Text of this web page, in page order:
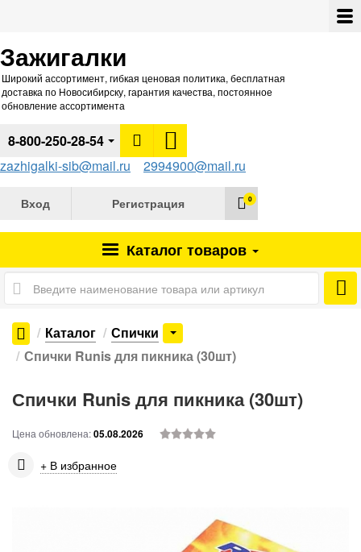
Зажигалки
Широкий ассортимент, гибкая ценовая политика, бесплатная
доставка по Новосибирску, гарантия качества, постоянное
обновление ассортимента
8-800-250-28-54
zazhigalki-sib@mail.ru
2994900@mail.ru
Вход Регистрация 0
Каталог товаров
Каталог
Спички
Спички Runis для пикника (30шт)
Спички Runis для пикника (30шт)
Цена обновлена:05.08.2026